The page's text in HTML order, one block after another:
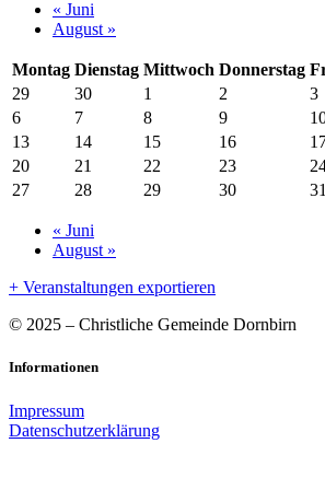
Kalender
Monatsnavigation
« Juni
August »
Montag Dienstag Mittwoch Donnerstag
29
30 1 2 3
6
7 8 9
13
14 15 16
20
21 22 23
27
28 29 30 31
Kalender
Monatsnavigation
« Juni
August »
+ Veranstaltungen exportieren
© 2025 – Christliche Gemeinde Dornbirn
Informationen
Impressum
Datenschutzerklärung